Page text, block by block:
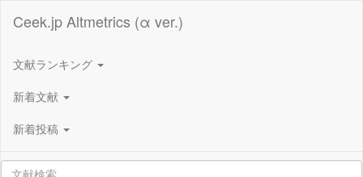
Ceek.jp Altmetrics (α ver.)
文献ランキング
新着文献
新着投稿